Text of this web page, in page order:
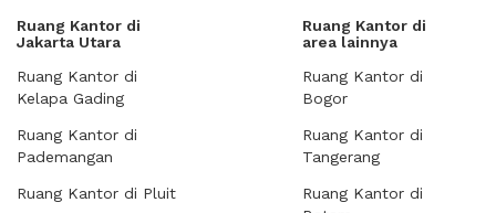
Ruang Kantor di
Jakarta Utara
Ruang Kantor di
Kelapa Gading
Ruang Kantor di
Pademangan
Ruang Kantor di Pluit
Ruang Kantor di
area lainnya
Ruang Kantor di
Bogor
Ruang Kantor di
Tangerang
Ruang Kantor di